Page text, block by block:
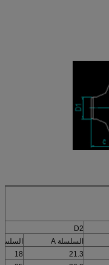
D2
السلسلة A
21.3
18